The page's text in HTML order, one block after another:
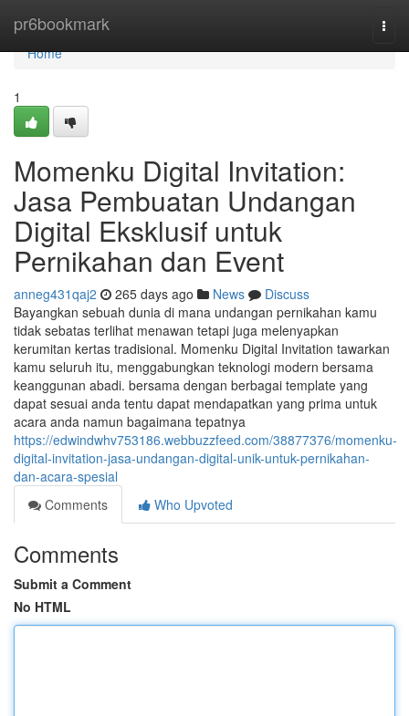
pr6bookmark
Home
Home
1
Momenku Digital Invitation:
Jasa Pembuatan Undangan
Digital Eksklusif untuk
Pernikahan dan Event
anneg431qaj2 265 days ago News
Discuss
Bayangkan sebuah dunia di mana undangan pernikahan kamu
tidak sebatas terlihat menawan tetapi juga melenyapkan
kerumitan kertas tradisional. Momenku Digital Invitation tawarkan
kamu seluruh itu, menggabungkan teknologi modern bersama
keanggunan abadi. bersama dengan berbagai template yang
dapat sesuai anda tentu dapat mendapatkan yang prima untuk
acara anda namun bagaimana tepatnya
https://edwindwhv753186.webbuzzfeed.com/38877376/momenku-
digital-invitation-jasa-undangan-digital-unik-untuk-pernikahan-
dan-acara-spesial
Comments
Who Upvoted
Comments
Submit a Comment
No HTML